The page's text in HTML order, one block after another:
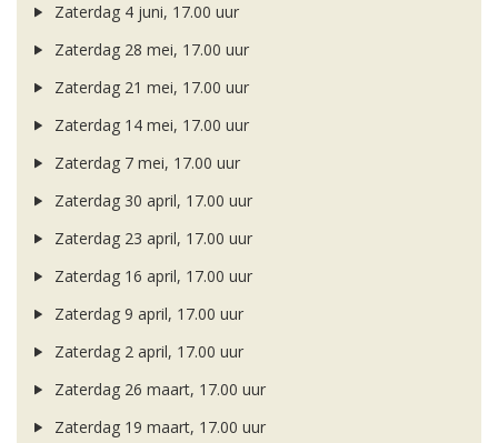
Zaterdag 4 juni, 17.00 uur
Zaterdag 28 mei, 17.00 uur
Zaterdag 21 mei, 17.00 uur
Zaterdag 14 mei, 17.00 uur
Zaterdag 7 mei, 17.00 uur
Zaterdag 30 april, 17.00 uur
Zaterdag 23 april, 17.00 uur
Zaterdag 16 april, 17.00 uur
Zaterdag 9 april, 17.00 uur
Zaterdag 2 april, 17.00 uur
Zaterdag 26 maart, 17.00 uur
Zaterdag 19 maart, 17.00 uur